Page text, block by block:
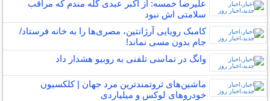
علیرضا خمسه: از اکبر عبدی گله مندم که مراقب
سلامتی اش نبود
کامبک رویایی آرژانتین، مصری‌ها را به خانه فرستاد/
جام بدون مسی نماند!
وانگ‌ در تماسی تلفنی به روبیو هشدار داد
ماشین‌های ثروتمندترین مرد جهان | کلکسیون
خودروهای لوکس و میلیاردی